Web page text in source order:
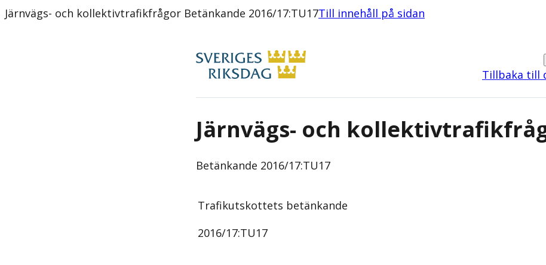
Järnvägs- och kollektivtrafikfrågor Betänkande 2016/17:TU17Till innehåll på sidan
Tillbaka till
Järnvägs- och
Betänkande 2016/17:TU17
Trafikutskottets betänkande
2016/17:TU17